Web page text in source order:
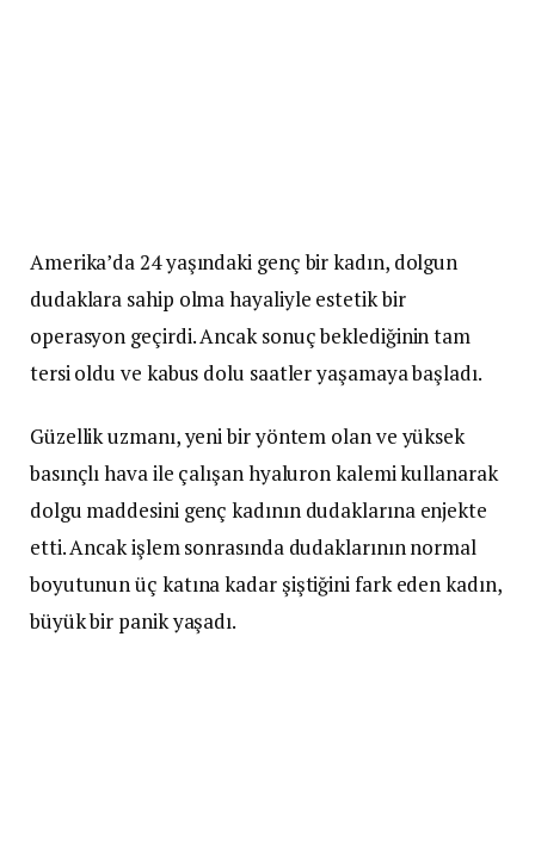
Amerika’da 24 yaşındaki genç bir kadın, dolgun
dudaklara sahip olma hayaliyle estetik bir
operasyon geçirdi. Ancak sonuç beklediğinin tam
tersi oldu ve kabus dolu saatler yaşamaya başladı.
Güzellik uzmanı, yeni bir yöntem olan ve yüksek
basınçlı hava ile çalışan hyaluron kalemi kullanarak
dolgu maddesini genç kadının dudaklarına enjekte
etti. Ancak işlem sonrasında dudaklarının normal
boyutunun üç katına kadar şiştiğini fark eden kadın,
büyük bir panik yaşadı.